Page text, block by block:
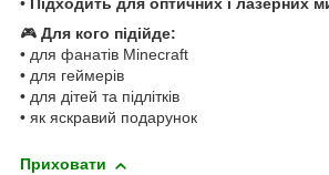
• Підходить для оптичних і лазерних
🎮 Для кого підійде:
• для фанатів Minecraft
• для геймерів
• для дітей та підлітків
• як яскравий подарунок
Приховати